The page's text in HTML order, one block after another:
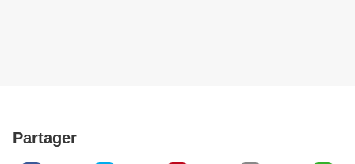
Partager